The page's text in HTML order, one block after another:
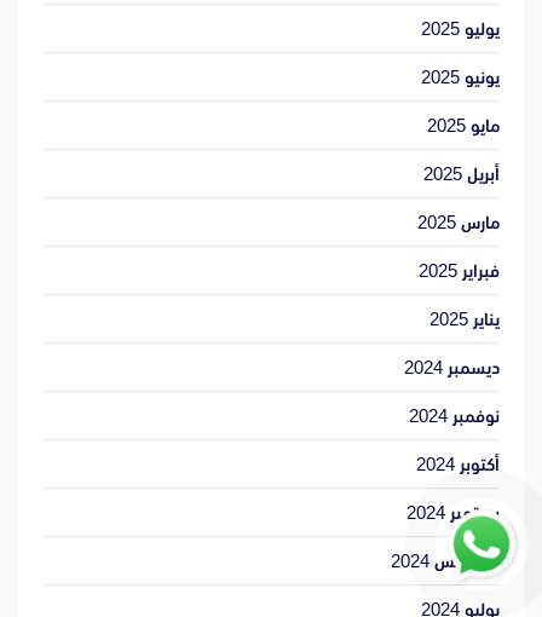
يوليو 2025
يونيو 2025
مايو 2025
أبريل 2025
مارس 2025
فبراير 2025
يناير 2025
ديسمبر 2024
نوفمبر 2024
أكتوبر 2024
سبتمبر 2024
أغسطس 2024
يوليو 2024